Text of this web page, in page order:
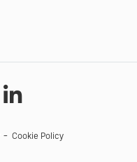
Cookie Policy